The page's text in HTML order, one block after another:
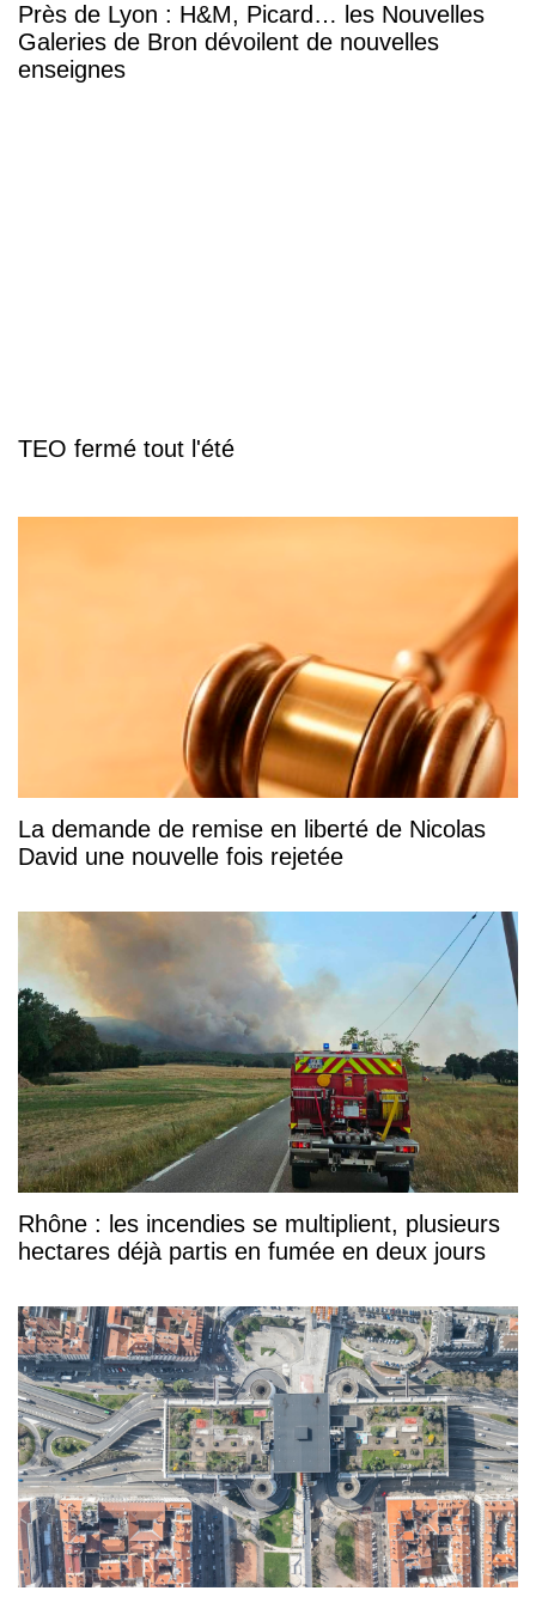
Près de Lyon : H&M, Picard… les Nouvelles
Galeries de Bron dévoilent de nouvelles
enseignes
TEO fermé tout l'été
La demande de remise en liberté de Nicolas
David une nouvelle fois rejetée
Rhône : les incendies se multiplient, plusieurs
hectares déjà partis en fumée en deux jours